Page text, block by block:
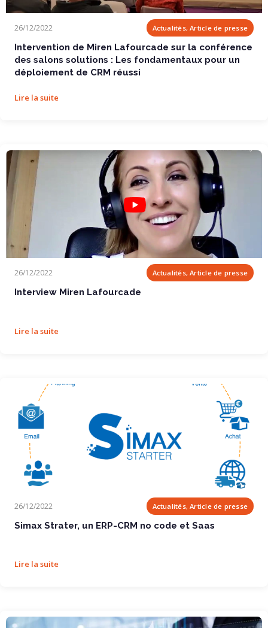
Intervention de Miren Lafourcade sur la conférence des salons solutions :
Les fondamentaux pour un déploiement de CRM réussi
26/12/2022 Actualités, Article de presse
Intervention de Miren Lafourcade sur la conférence
des salons solutions : Les fondamentaux pour un
déploiement de CRM réussi
Lire la suite
26/12/2022 Actualités, Article de presse
Interview Miren Lafourcade
Lire la suite
Simax Strater, un ERP-CRM no code et Saas
26/12/2022 Actualités, Article de presse
Simax Strater, un ERP-CRM no code et Saas
Lire la suite